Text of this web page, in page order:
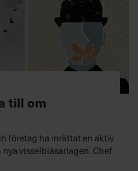
till om
företag ha inrättat en aktiv
visselblåsarlagen. Chef